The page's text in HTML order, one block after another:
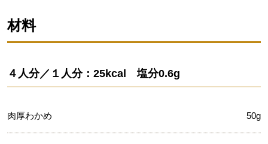
材料
４人分／１人分：25kcal 塩分0.6g
肉厚わかめ 50g